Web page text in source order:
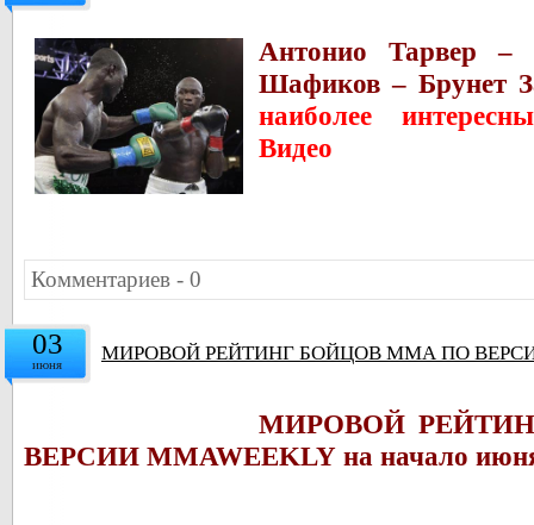
Антонио Тарвер
Шафиков – Брунет
наиболее
Видео
Комментариев - 0
03
июня МИРОВОЙ РЕЙТИНГ БОЙЦОВ ММА ПО
МИРОВОЙ
ВЕРСИИ MMAWEEKLY на начало